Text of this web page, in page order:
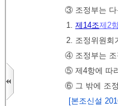
③ 조정부는 다
1. 제14조제2
2. 조정위원회
④ 조정부는 조
⑤ 제4항에 따
⑥ 그 밖에 조
[본조신설